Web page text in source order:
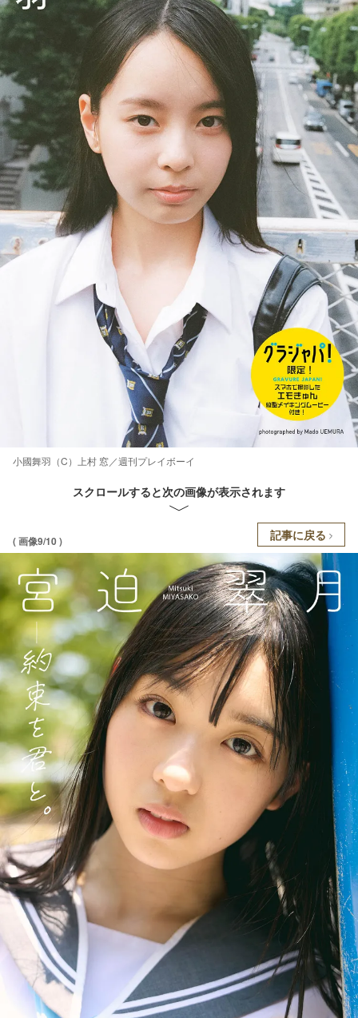
小國舞羽（C）上村 窓／週刊プレイボーイ
スクロールすると次の画像が表示されます
( 画像9/10 ) 記事に戻る